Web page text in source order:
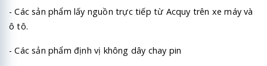
- Các sản phẩm lấy nguồn trực tiếp từ Acquy trên xe máy và
ô tô.
- Các sản phẩm định vị không dây chay pin